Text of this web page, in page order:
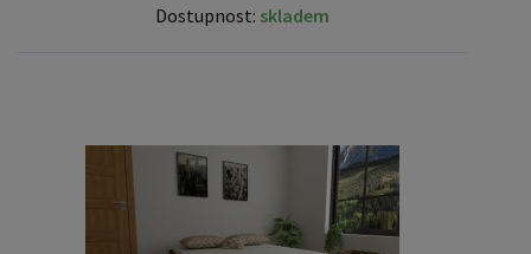
Dostupnost: skladem